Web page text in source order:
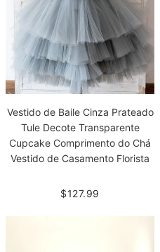
Vestido de Baile Cinza Prateado
Tule Decote Transparente
Cupcake Comprimento do Chá
Vestido de Casamento Florista
$127.99